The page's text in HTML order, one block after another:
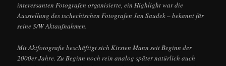
interessanten Fotografen organisierte, ein Highlight war die
Ausstellung des tschechischen Fotografen Jan Saudek – bekannt für
seine S/W Aktaufnahmen.
Mit Aktfotografie beschäftigt sich Kirsten Mann seit Beginn der
2000er Jahre. Zu Beginn noch rein analog später natürlich auch